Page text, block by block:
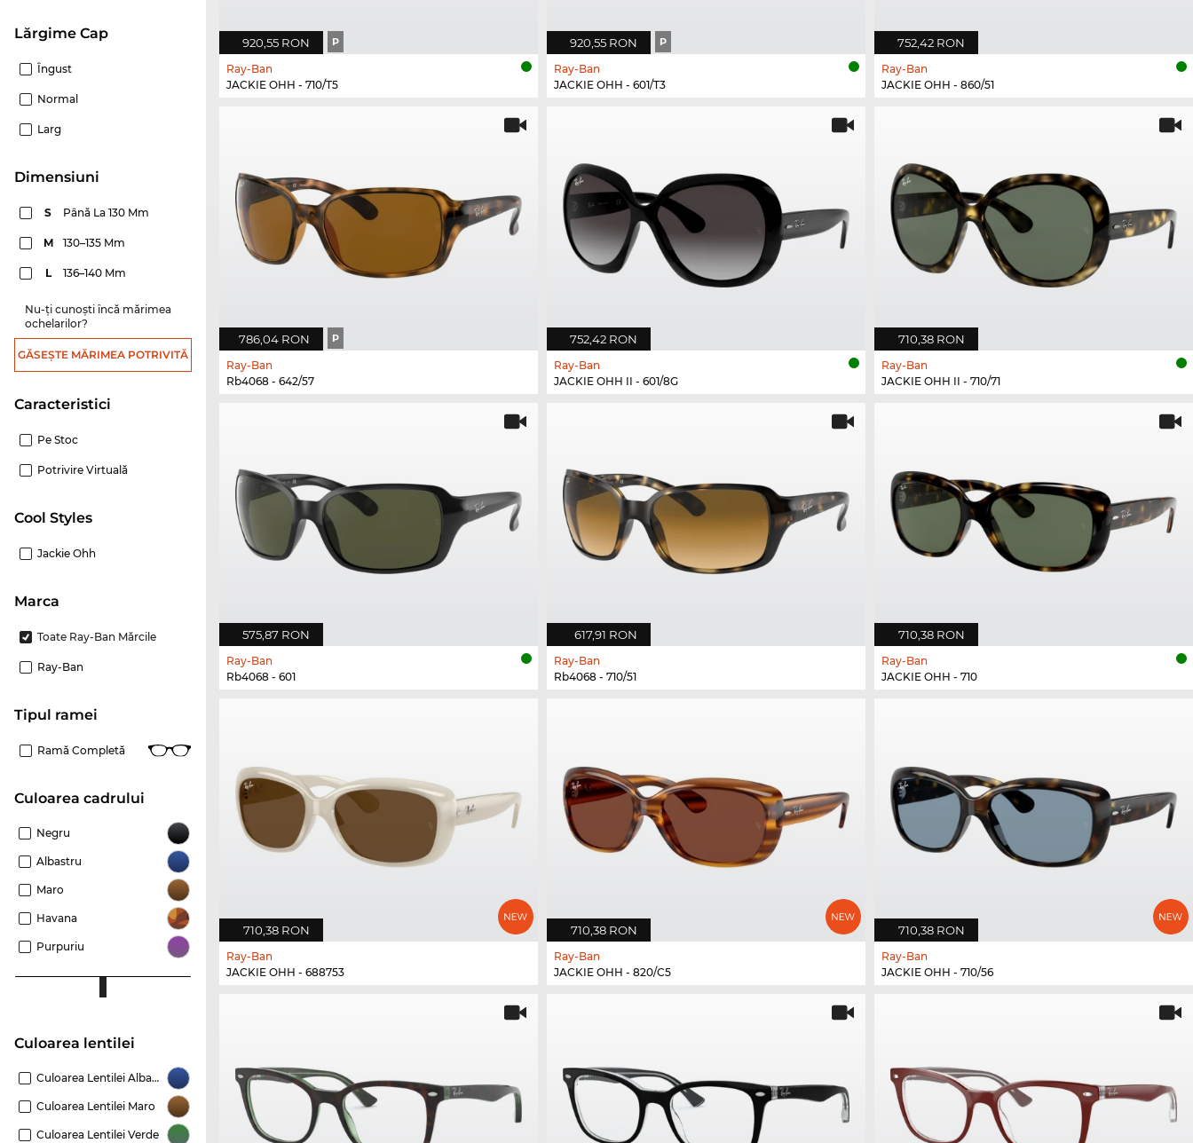
Lărgime Cap
Îngust
Normal
Larg
dimensiuni
S Până La 130 Mm
M 130–135 Mm
L 136–140 Mm
Nu-ți cunoști încă mărimea
ochelarilor?
GĂSEȘTE MĂRIMEA POTRIVITĂ
Caracteristici
Pe Stoc
Potrivire Virtuală
Cool Styles
Jackie Ohh
marca
Toate Ray-Ban Mărcile
Ray-Ban
Tipul ramei
Ramă Completă
Culoarea cadrului
Negru
Albastru
Maro
Havana
Purpuriu
Culoarea lentilei
Culoarea Lentilei Albastru
Culoarea Lentilei Maro
Culoarea Lentilei Verde
920,55 RON P
Ray-Ban
JACKIE OHH - 710/T5
920,55 RON P
Ray-Ban
JACKIE OHH - 601/T3
752,42 RON
Ray-Ban
JACKIE OHH - 860/51
786,04 RON P
Ray-Ban
Rb4068 - 642/57
752,42 RON
Ray-Ban
JACKIE OHH II - 601/8G
710,38 RON
Ray-Ban
JACKIE OHH II - 710/71
575,87 RON
Ray-Ban
Rb4068 - 601
617,91 RON
Ray-Ban
Rb4068 - 710/51
710,38 RON
Ray-Ban
JACKIE OHH - 710
710,38 RON
Ray-Ban
JACKIE OHH - 688753
710,38 RON
Ray-Ban
JACKIE OHH - 820/C5
710,38 RON
Ray-Ban
JACKIE OHH - 710/56